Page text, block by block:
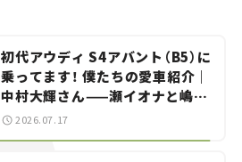
初代アウディ S4アバント（B5）に
乗ってます！ 僕たちの愛車紹介｜
中村大輝さん——瀬イオナと嶋田
智之の「クルマでざっくばらんば
2026.07.17